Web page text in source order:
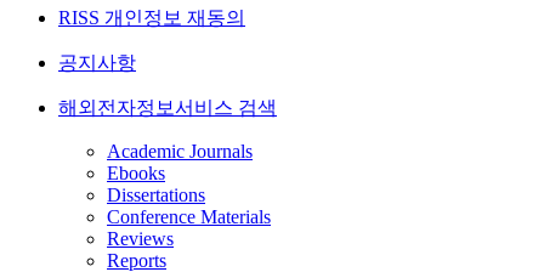
RISS 개인정보 재동의
공지사항
해외전자정보서비스 검색
Academic Journals
Ebooks
Dissertations
Conference Materials
Reviews
Reports